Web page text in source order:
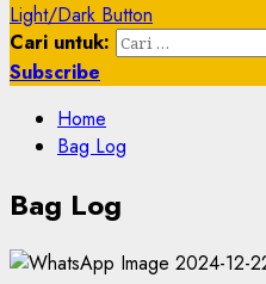
Light/Dark Button
Cari untuk:
Subscribe
Home
Bag Log
Bag Log